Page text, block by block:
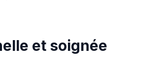
et soignée